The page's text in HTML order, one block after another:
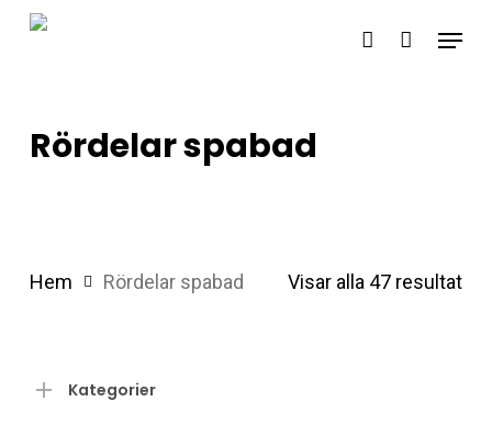
Skip
account
Menu
Rördelar spabad
Visar alla 47 resultat
Hem Rördelar spabad
Kategorier